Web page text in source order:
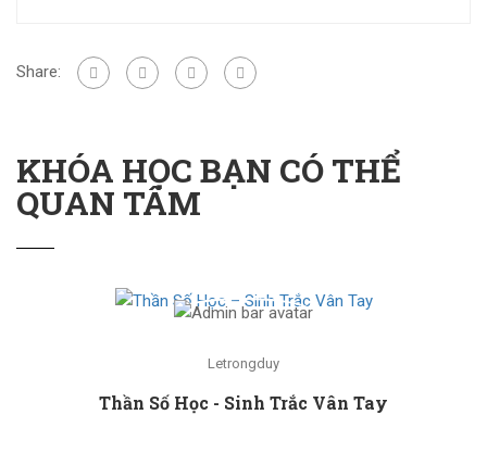
Share:
KHÓA HỌC BẠN CÓ THỂ
QUAN TÂM
Letrongduy
Thần Số Học - Sinh Trắc Vân Tay